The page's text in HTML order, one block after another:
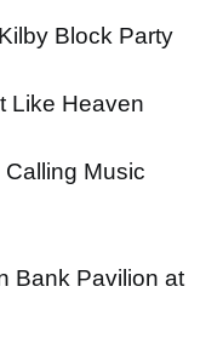
Block Party
Like Heaven
Music
Bank Pavilion at